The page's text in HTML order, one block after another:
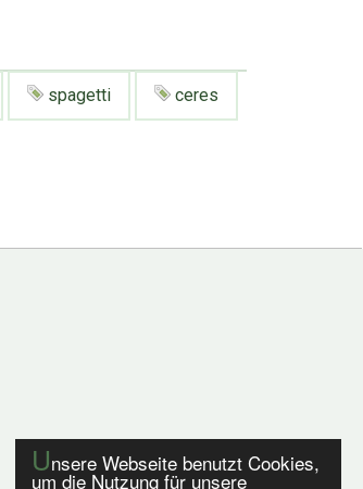
Unsere Webseite benutzt Cookies,
um die Nutzung für unsere
spagetti ceres